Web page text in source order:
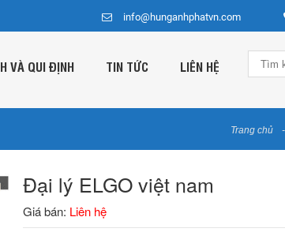
info@hunganhphatvn.com
VÀ QUI ĐỊNH TIN TỨC LIÊN HỆ
Trang chủ
Đại lý ELGO việt nam
Giá bán: Liên hệ